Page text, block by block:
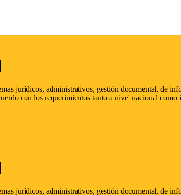
jurídicos, administrativos, gestión documental, de
con los requerimientos tanto a nivel nacional como
jurídicos, administrativos, gestión documental, de